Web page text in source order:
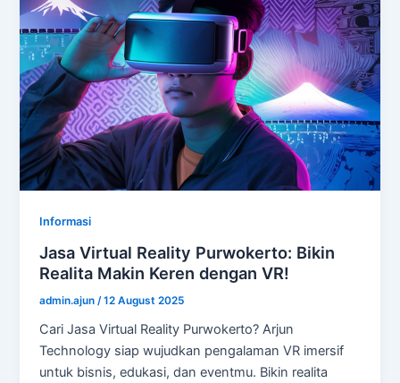
Informasi
Jasa Virtual Reality Purwokerto: Bikin
Realita Makin Keren dengan VR!
admin.ajun /12 August 2025
Cari Jasa Virtual Reality Purwokerto? Arjun
Technology siap wujudkan pengalaman VR imersif
untuk bisnis, edukasi, dan eventmu. Bikin realita